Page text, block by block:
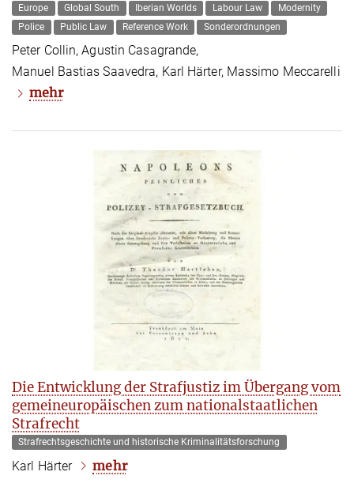
Europe
Global South Iberian Worlds Labour Law
Modernity
Police
Public Law Reference Work Sonderordnungen
Peter Collin, Agustin Casagrande,
Manuel Bastias Saavedra, Karl Härter, Massimo Meccarelli
mehr
Die Entwicklung der Strafjustiz im Übergang vom
gemeineuropäischen zum nationalstaatlichen
Strafrecht
Strafrechtsgeschichte und historische Kriminalitätsforschung
Karl Härter mehr